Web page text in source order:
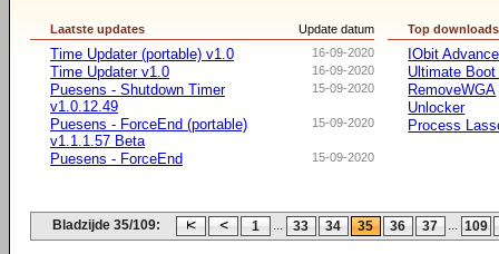
Update datum
Laatste updates
16-09-2020
Time Updater (portable) v1.0
16-09-2020
Time Updater v1.0
15-09-2020
Puesens - Shutdown Timer
v1.0.12.49
15-09-2020
Puesens - ForceEnd (portable)
v1.1.1.57 Beta
15-09-2020
Puesens - ForceEnd
Top downloads
IObit
Ultimate
RemoveWGA
Unlocker
Process
Bladzijde 35/109: 1 ... 33 34 35 36 37 ... 109